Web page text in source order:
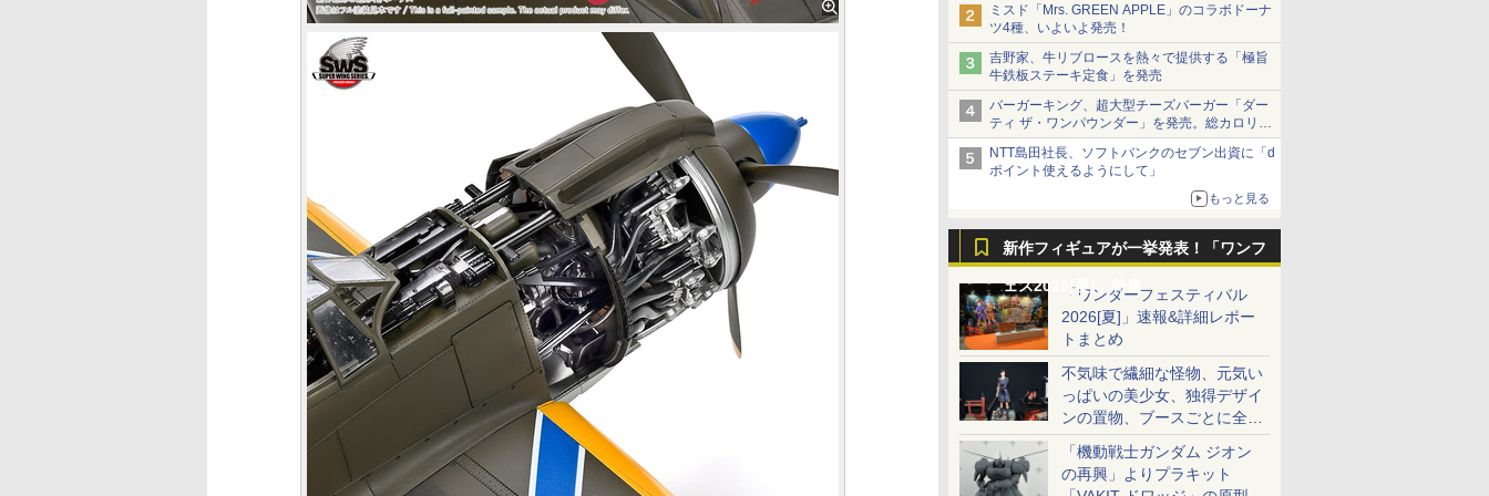
ミスド「Mrs. GREEN APPLE」のコラボドーナ
ツ4種、いよいよ発売！
吉野家、牛リブロースを熱々で提供する「極旨
牛鉄板ステーキ定食」を発売
バーガーキング、超大型チーズバーガー「ダー
ティ ザ・ワンパウンダー」を発売。総カロリー
約1656kcal、総重量約527g！
NTT島田社長、ソフトバンクのセブン出資に「d
ポイント使えるようにして」
もっと見る
新作フィギュアが一挙発表！「ワンフ
ェス2026[夏]」特集「ワンダーフェスティバル
2026[夏]」速報&詳細レポー
トまとめ
不気味で繊細な怪物、元気い
っぱいの美少女、独得デザイ
ンの置物、ブースごとに全く
異なる世界が広がる一般ディ
ーラーフォトレポート
「機動戦士ガンダム ジオン
の再興」よりプラキット